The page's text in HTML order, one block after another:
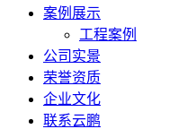
案例展示
工程案例
公司实景
荣誉资质
企业文化
联系云鹏